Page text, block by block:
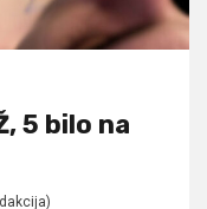
5 bilo na